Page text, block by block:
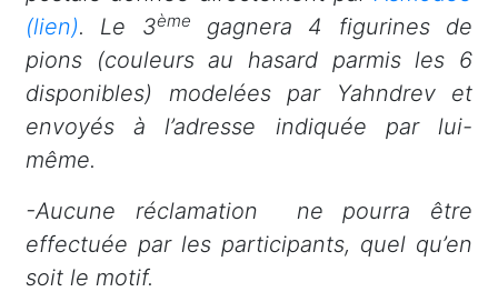
(lien). Le 3ème
gagnera 4 figurines de
pions (couleurs au hasard parmis les 6
disponibles) modelées par Yahndrev et
envoyés à l’adresse indiquée par lui-
même.
-Aucune réclamation ne pourra être
effectuée par les participants, quel qu’en
soit le motif.